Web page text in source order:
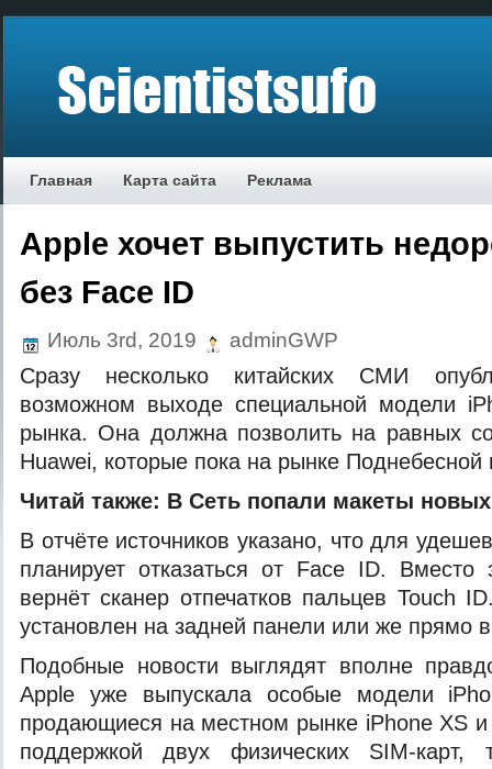
Главная Карта сайта Реклама
Apple хочет выпустить
без Face ID
Июль 3rd, 2019 adminGWP
Сразу несколько китайских СМИ
возможном выходе специальной модели
рынка. Она должна позволить на равных
Huawei, которые пока на рынке Поднебесной
Читай также: В Сеть попали макеты
В отчёте источников указано, что для
планирует отказаться от Face ID. Вместо
вернёт сканер отпечатков пальцев Touch
установлен на задней панели или же прямо
Подобные новости выглядят вполне
Apple уже выпускала особые модели
продающиеся на местном рынке iPhone XS
поддержкой двух физических SIM-